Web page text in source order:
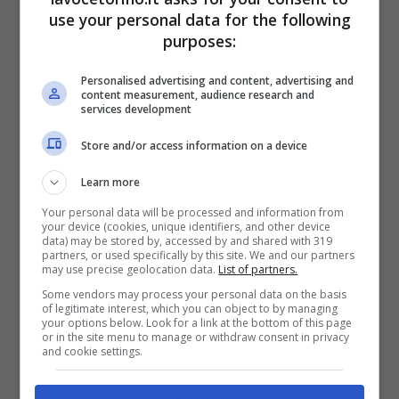
La verità di Maura Vitale nell’intervista con Lorenzo
“Si è fatto influenzare dagli altri”
spiegato Morena, di ritorno quest’anno in
studio dopo la fine della sua relazione con
Gianluca ma che, proprio per corteggiare
Mario, ha deciso di rimettersi in gioco. Il
suo ritorno non è stato esente da
polemiche, e inoltre le cose con Cusitore
(che ha nutrito anche diversi dubbi sulla
sincerità della dama, specie dopo le parole
use your personal data for the following
purposes:
Personalised advertising and content, advertising and
content measurement, audience research and
services development
Store and/or access information on a device
Learn more
Your personal data will be processed and information from
your device (cookies, unique identifiers, and other device
data) may be stored by, accessed by and shared with 319
partners, or used specifically by this site. We and our partners
may use precise geolocation data. List of partners.
Some vendors may process your personal data on the basis
of legitimate interest, which you can object to by managing
your options below. Look for a link at the bottom of this page
or in the site menu to manage or withdraw consent in privacy
and cookie settings.